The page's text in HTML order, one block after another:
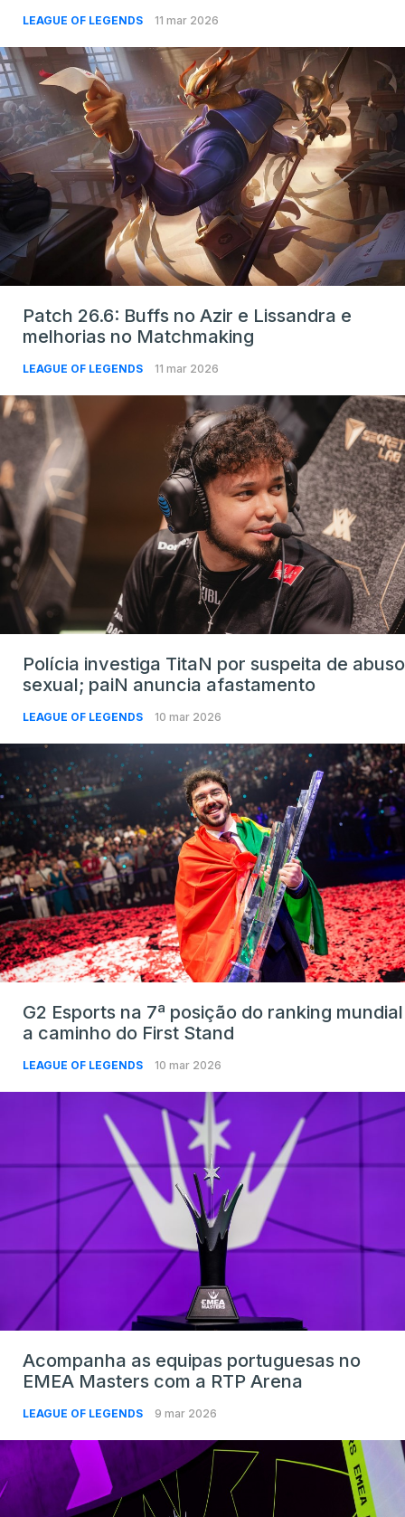
LEAGUE OF LEGENDS 11 mar 2026
Patch 26.6: Buffs no Azir e Lissandra e
melhorias no Matchmaking
LEAGUE OF LEGENDS 11 mar 2026
Polícia investiga TitaN por suspeita de abuso
sexual; paiN anuncia afastamento
LEAGUE OF LEGENDS 10 mar 2026
G2 Esports na 7ª posição do ranking mundial
a caminho do First Stand
LEAGUE OF LEGENDS 10 mar 2026
Acompanha as equipas portuguesas no
EMEA Masters com a RTP Arena
LEAGUE OF LEGENDS 9 mar 2026